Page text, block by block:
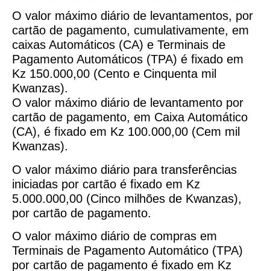
O valor máximo diário de levantamentos, por
cartão de pagamento, cumulativamente, em
caixas Automáticos (CA) e Terminais de
Pagamento Automáticos (TPA) é fixado em
Kz 150.000,00 (Cento e Cinquenta mil
Kwanzas).
O valor máximo diário de levantamento por
cartão de pagamento, em Caixa Automático
(CA), é fixado em Kz 100.000,00 (Cem mil
Kwanzas).
O valor máximo diário para transferências
iniciadas por cartão é fixado em Kz
5.000.000,00 (Cinco milhões de Kwanzas),
por cartão de pagamento.
O valor máximo diário de compras em
Terminais de Pagamento Automático (TPA)
por cartão de pagamento é fixado em Kz